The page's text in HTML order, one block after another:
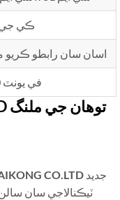
51 ڪي
اسان سان رابطو ڪريو
$310 في يونٽ
CO.LTD
ٽيڪنالاجي سان